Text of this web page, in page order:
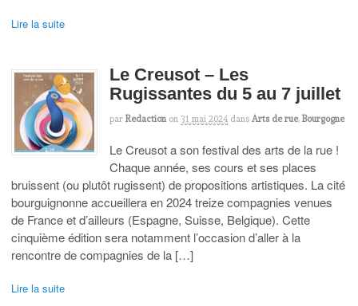
Lire la suite
Le Creusot – Les
Rugissantes du 5 au 7 juillet
par Redaction on 31 mai 2024 dans Arts de rue, Bourgogne
Le Creusot a son festival des arts de la rue !
Chaque année, ses cours et ses places
bruissent (ou plutôt rugissent) de propositions artistiques. La cité
bourguignonne accueillera en 2024 treize compagnies venues
de France et d’ailleurs (Espagne, Suisse, Belgique). Cette
cinquième édition sera notamment l’occasion d’aller à la
rencontre de compagnies de la […]
Lire la suite